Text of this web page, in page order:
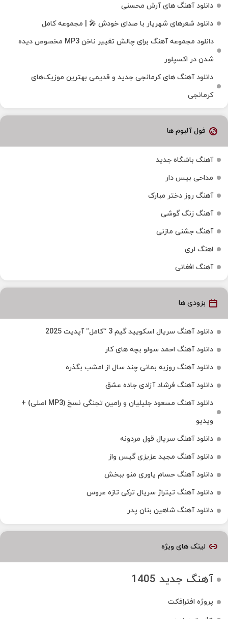
دانلود آهنگ های آرش محسنی
دانلود شعرهای شهریار با صدای خودش 🎤 | مجموعه کامل
دانلود مجموعه آهنگ برای چالش تغییر ناخن MP3 مخصوص دیده
شدن در اکسپلور
دانلود آهنگ‌ های کرمانجی جدید و قدیمی بهترین موزیک‌های
کرمانجی
فول آلبوم ها
آهنگ باشگاه جدید
مداحی بیس دار
آهنگ روز دختر مبارک
آهنگ زنگ گوشی
آهنگ جشنی مازنی
اهنگ لری
آهنگ افغانی
بزودی ها
دانلود آهنگ سریال اسکویید گیم 3 “کامل” آپدیت 2025
دانلود آهنگ احمد سولو بچه های کار
دانلود آهنگ روزبه بمانی چند سال از امشب بگذره
دانلود آهنگ فرشاد آزادی جاده عشق
دانلود آهنگ مسعود جلیلیان و رامین تجنگی نسخ (MP3 اصلی) +
ویدیو
دانلود آهنگ سریال قول مردونه
دانلود آهنگ مجید عزیزی گیس واز
دانلود آهنگ حسام یاوری منو ببخش
دانلود آهنگ تیتراژ سریال ترکی تازه عروس
دانلود آهنگ شاهین بنان پدر
لینک های ویژه
آهنگ جدید 1405
پروژه افترافکت